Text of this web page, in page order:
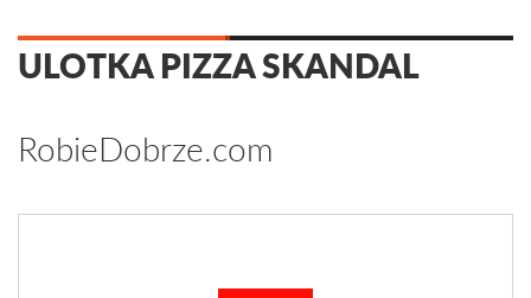
ULOTKA PIZZA SKANDAL
RobieDobrze.com